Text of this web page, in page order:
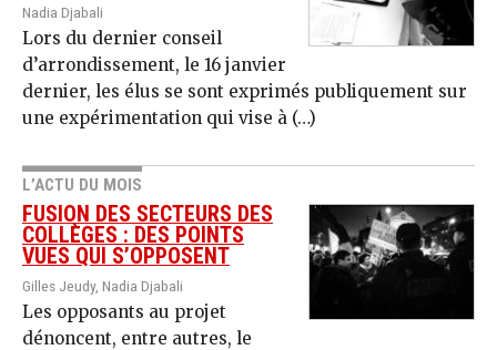
Nadia Djabali
Lors du dernier conseil
d’arrondissement, le 16 janvier
dernier, les élus se sont exprimés publiquement sur
une expérimentation qui vise à (…)
L’ACTU DU MOIS
FUSION DES SECTEURS DES
COLLÈGES : DES POINTS
VUES QUI S’OPPOSENT
Gilles Jeudy, Nadia Djabali
Les opposants au projet
dénoncent, entre autres, le